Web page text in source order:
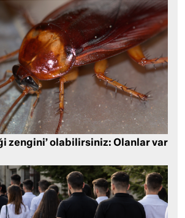
zengini’ olabilirsiniz: Olanlar var